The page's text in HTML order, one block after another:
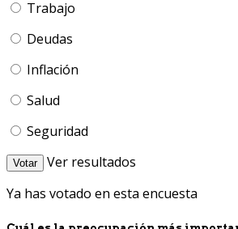
Trabajo
Deudas
Inflación
Salud
Seguridad
Votar
Ver resultados
Ya has votado en esta encuesta